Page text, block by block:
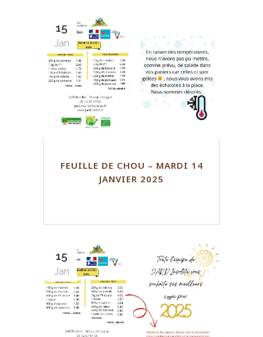
15
Jan
FEUILLE DE CHOU – MARDI 14
JANVIER 2025
15
Jan